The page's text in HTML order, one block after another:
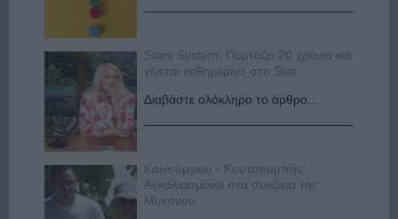
Stars System: Γιορτάζει 20 χρόνια και
γίνεται καθημερινό στο Star
Διαβάστε ολόκληρο το άρθρο...
Καινούργιου - Κουτσουμπής:
Αγκαλιασμένοι στα σοκάκια της
Μυκόνου